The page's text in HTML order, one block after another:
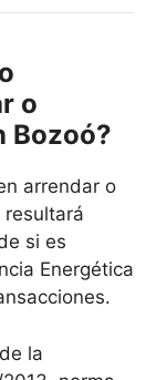
o
Bozoó?
arrendar o
resultará
si es
Energética
la